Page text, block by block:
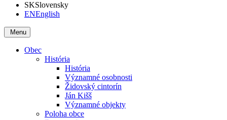
SKSlovensky
ENEnglish
Menu
Obec
História
História
Významné osobnosti
Židovský cintorín
Ján Kišš
Významné objekty
Poloha obce